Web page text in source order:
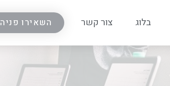
בלוג צור קשר השאירו פניה